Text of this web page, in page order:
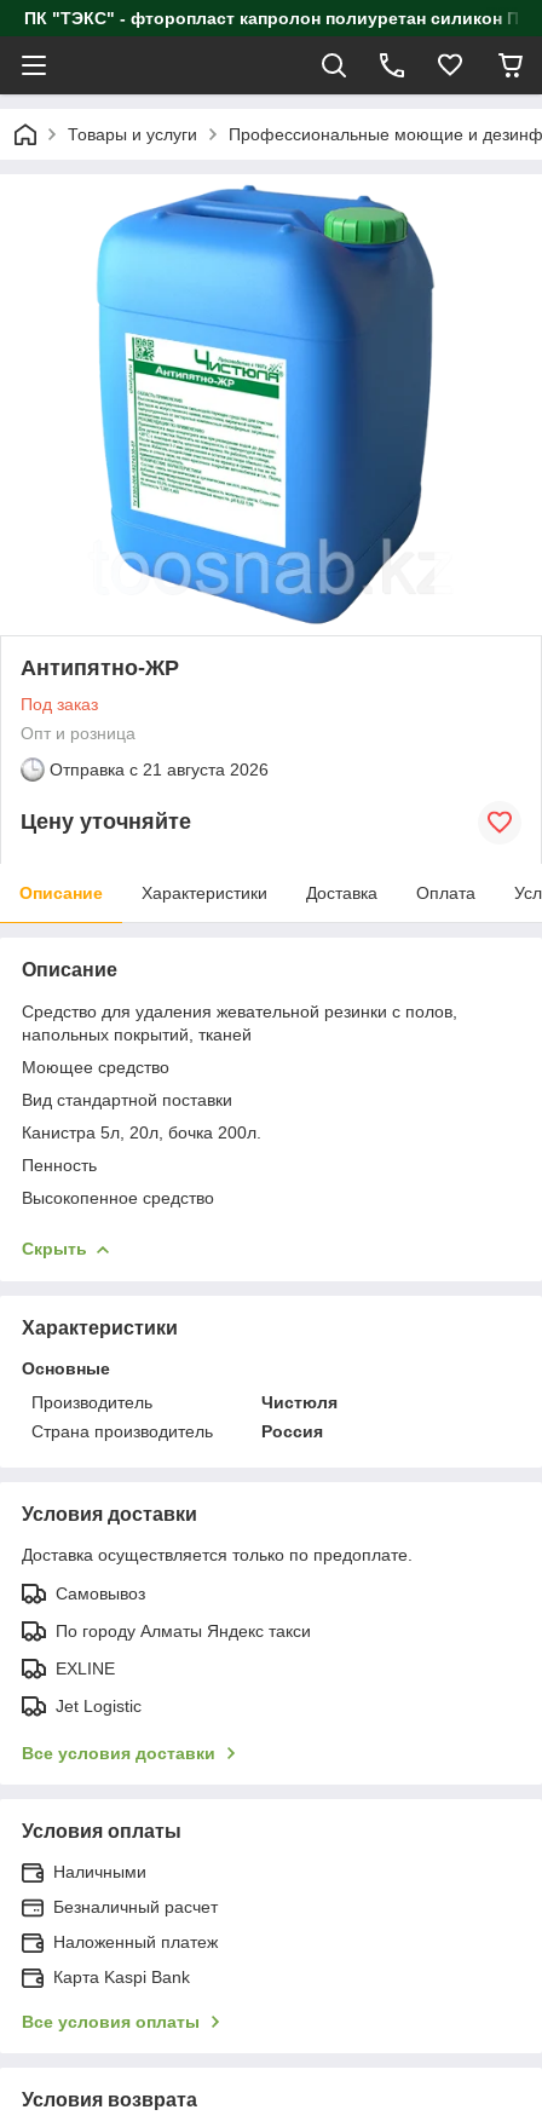
ПК "ТЭКС" - фторопласт капролон полиуретан
Товары и услуги Профессиональные моющие и
Антипятно-ЖР
Под заказ
Опт и розница
Отправка с 21 августа 2026
Цену уточняйте
Описание Характеристики Доставка Оплата
Описание
Средство для удаления жевательной резинки с полов,
напольных покрытий, тканей
Моющее средство
Вид стандартной поставки
Канистра 5л, 20л, бочка 200л.
Пенность
Высокопенное средство
Скрыть
Характеристики
Основные
Производитель
Чистюля
Страна производитель
Россия
Условия доставки
Доставка осуществляется только по предоплате.
Самовывоз
По городу Алматы Яндекс такси
EXLINE
Jet Logistic
Все условия доставки
Условия оплаты
Наличными
Безналичный расчет
Наложенный платеж
Карта Kaspi Bank
Все условия оплаты
Условия возврата